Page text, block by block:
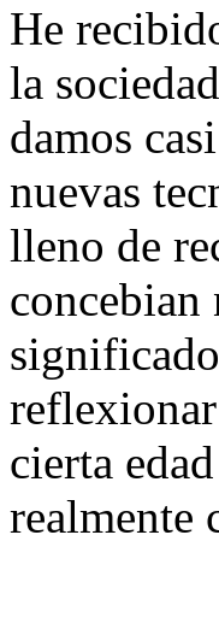
He
la
damos
nuevas
lleno de
concebian
cierta
realmente